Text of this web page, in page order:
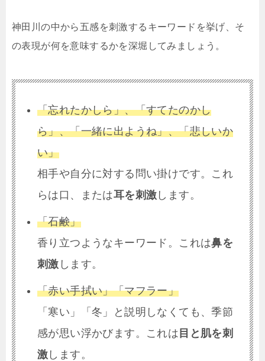
神田川の中から五感を刺激するキーワードを挙げ、そ
の表現が何を意味するかを深堀してみましょう。
「忘れたかしら」、「すてたのかし
ら」、「一緒に出ようね」、「悲しいか
い」
相手や自分に対する問い掛けです。これ
らは口、または耳を刺激 します。
「石鹸」
香り立つようなキーワード。これは鼻を
刺激 します。
「赤い手拭い」「マフラー」
「寒い」「冬」と説明しなくても、季節
感が思い浮かびます。これは 目と肌を刺
激 します。